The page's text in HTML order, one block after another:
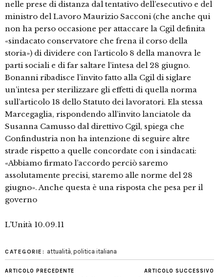
nelle prese di distanza dal tentativo dell’esecutivo e del
ministro del Lavoro Maurizio Sacconi (che anche qui
non ha perso occasione per attaccare la Cgil definita
«sindacato conservatore che frena il corso della
storia») di dividere con l’articolo 8 della manovra le
parti sociali e di far saltare l’intesa del 28 giugno.
Bonanni ribadisce l’invito fatto alla Cgil di siglare
un’intesa per sterilizzare gli effetti di quella norma
sull’articolo 18 dello Statuto dei lavoratori. Ela stessa
Marcegaglia, rispondendo all’invito lanciatole da
Susanna Camusso dal direttivo Cgil, spiega che
Confindustria non ha intenzione di seguire altre
strade rispetto a quelle concordate con i sindacati:
«Abbiamo firmato l’accordo perciò saremo
assolutamente precisi, staremo alle norme del 28
giugno». Anche questa è una risposta che pesa per il
governo
L’Unità 10.09.11
CATEGORIE: attualità, politica italiana
ARTICOLO PRECEDENTE ARTICOLO SUCCESSIVO